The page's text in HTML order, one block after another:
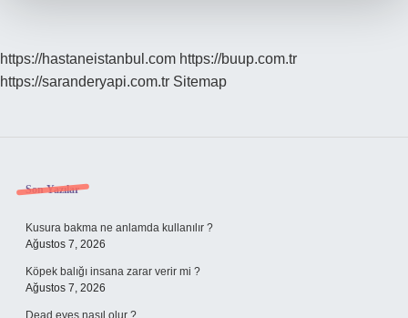
https://hastaneistanbul.com https://buup.com.tr
https://saranderyapi.com.tr Sitemap
Sidebar
Son Yazılar
Kusura bakma ne anlamda kullanılır ?
Ağustos 7, 2026
Köpek balığı insana zarar verir mi ?
Ağustos 7, 2026
Dead eyes nasıl olur ?